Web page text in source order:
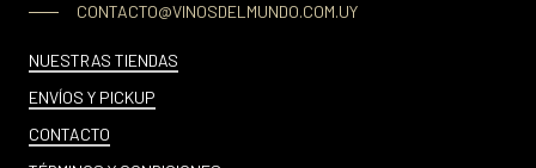
CONTACTO@VINOSDELMUNDO.COM.UY
NUESTRAS TIENDAS
ENVÍOS Y PICKUP
CONTACTO